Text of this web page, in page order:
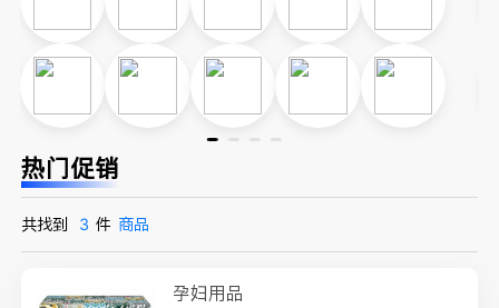
热门促销
共找到 3 件 商品
孕妇用品